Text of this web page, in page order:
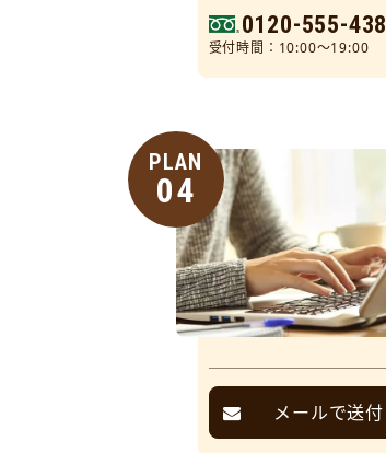
0120-555-438
受付時間：10:00～19:00
PLAN
04
メールで送付